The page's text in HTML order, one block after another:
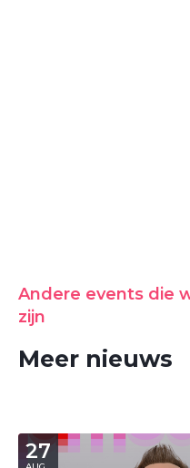
Andere events die
zijn
Meer nieuws
27